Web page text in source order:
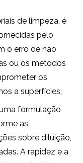
de limpeza, é
pelo
o erro de não
ou os métodos
os
a superfícies.
formulação
as
sobre diluição,
A rapidez e a